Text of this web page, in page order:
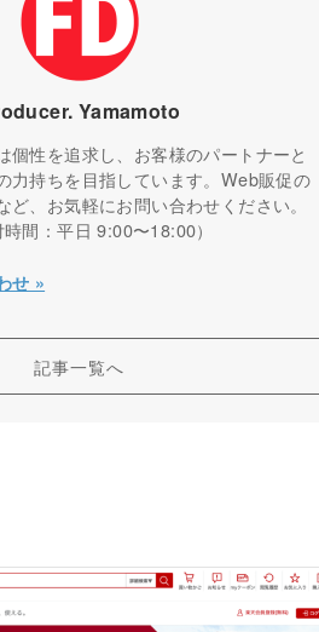
Yamamoto
個性を追求し、お客様のパートナーと
力持ちを目指しています。Web販促の
、お気軽にお問い合わせください。
時間：平日 9:00〜18:00）
せ »
記事一覧へ